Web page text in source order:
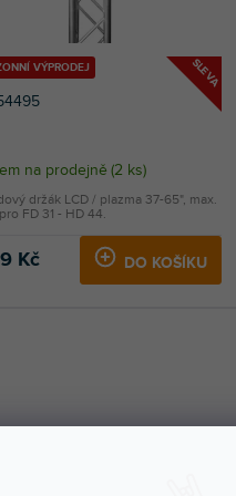
SLEVA
VÝPRODEJ
na prodejně (2 ks)
Kč DO KOŠÍKU
držák LCD / plazma 37-65", max.
FD 31 - HD 44.